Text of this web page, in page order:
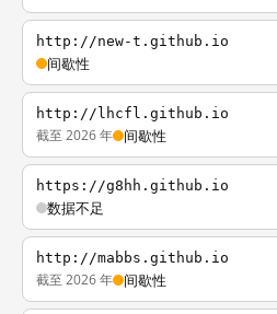
http://new-t.github.io
间歇性
http://lhcfl.github.io
截至 2026 年 间歇性
https://g8hh.github.io
数据不足
http://mabbs.github.io
截至 2026 年 间歇性